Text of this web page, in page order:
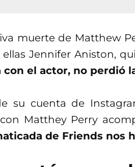
muerte de Matthew
Jennifer Aniston,
con el actor, no perdió
su cuenta de
Matthey Perry
de Friends nos